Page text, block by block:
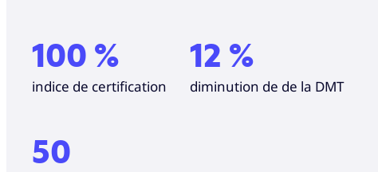
100 %
indice de certification
12 %
diminution de de la DMT
50